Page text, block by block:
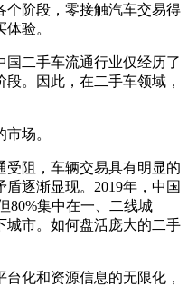
个阶段，零接触汽车交易得
验。
二手车流通行业仅经历了
。因此，在二手车领域，
场。
受阻，车辆交易具有明显的
逐渐显现。2019年，中国
80%集中在一、二线城
城市。如何盘活庞大的二手
化和资源信息的无限化，